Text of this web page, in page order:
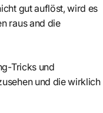
gut auflöst, wird es
raus and die
Tricks und
und die wirklich